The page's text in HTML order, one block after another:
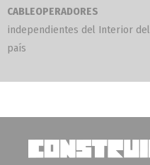
CABLEOPERADORES
independientes del Interior del
país